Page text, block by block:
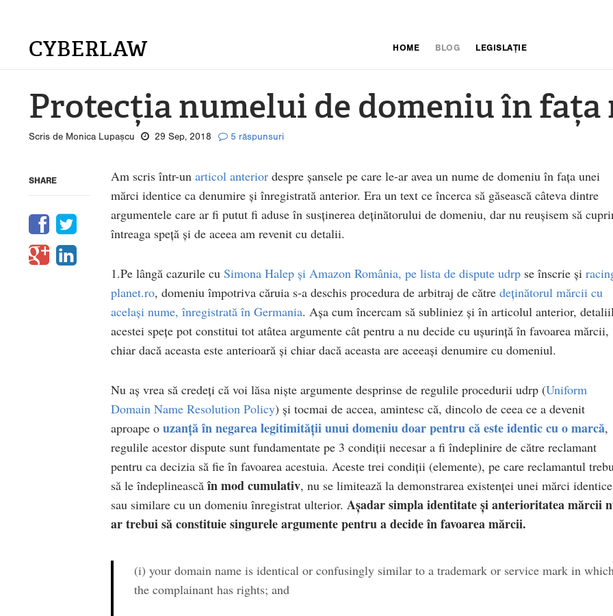
CYBERLAW HOME BLOG LEGISLAȚIE
Protecția numelui de domeniu în
Scris de Monica Lupașcu 29 Sep, 2018 5 răspunsuri
SHARE Am scris într-un articol anterior despre șansele pe care le-ar avea un nume de domeniu în fața unei
mărci identice ca denumire și înregistrată anterior. Era un text ce încerca să găsească câteva dintre
argumentele care ar fi putut fi aduse în susținerea deținătorului de domeniu, dar nu reușisem să
întreaga speță și de aceea am revenit cu detalii.
1.Pe lângă cazurile cu Simona Halep și Amazon România, pe lista de dispute udrp se înscrie și
planet.ro, domeniu împotriva căruia s-a deschis procedura de arbitraj de către deținătorul mărcii cu
același nume, înregistrată în Germania. Așa cum încercam să subliniez și în articolul anterior,
acestei spețe pot constitui tot atâtea argumente cât pentru a nu decide cu ușurință în favoarea mărcii,
chiar dacă aceasta este anterioară și chiar dacă aceasta are aceeași denumire cu domeniul.
Nu aș vrea să credeți că voi lăsa niște argumente desprinse de regulile procedurii udrp (Uniform
Domain Name Resolution Policy) și tocmai de accea, amintesc că, dincolo de ceea ce a devenit
aproape o uzanță în negarea legitimității unui domeniu doar pentru că este identic cu o marcă,
regulile acestor dispute sunt fundamentate pe 3 condiții necesar a fi îndeplinire de către reclamant
pentru ca decizia să fie în favoarea acestuia. Aceste trei condiții (elemente), pe care reclamantul
să le îndeplineascăîn mod cumulativ, nu se limitează la demonstrarea existenței unei mărci identice
sau similare cu un domeniu înregistrat ulterior. Așadar simpla identitate și anterioritatea mărcii
ar trebui să constituie singurele argumente pentru a decide în favoarea mărcii.
(i) your domain name is identical or confusingly similar to a trademark or service mark in
the complainant has rights; and